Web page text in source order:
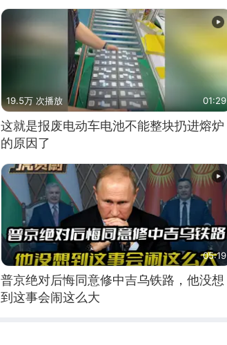
19.5万 次播放 01:29
这就是报废电动车电池不能整块扔进熔炉
的原因了
05:19
普京绝对后悔同意修中吉乌铁路，他没想
到这事会闹这么大